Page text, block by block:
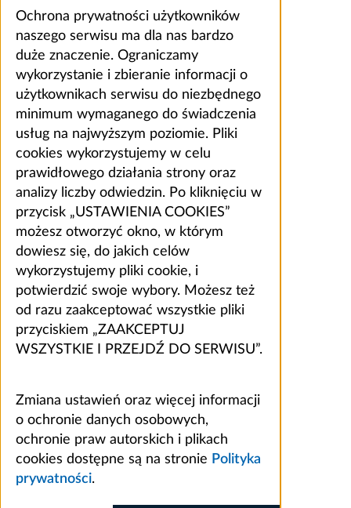
Ochrona prywatności użytkowników
naszego serwisu ma dla nas bardzo
duże znaczenie. Ograniczamy
wykorzystanie i zbieranie informacji o
użytkownikach serwisu do niezbędnego
minimum wymaganego do świadczenia
usług na najwyższym poziomie. Pliki
cookies wykorzystujemy w celu
prawidłowego działania strony oraz
analizy liczby odwiedzin. Po kliknięciu w
przycisk „USTAWIENIA COOKIES”
możesz otworzyć okno, w którym
dowiesz się, do jakich celów
wykorzystujemy pliki cookie, i
potwierdzić swoje wybory. Możesz też
od razu zaakceptować wszystkie pliki
przyciskiem „ZAAKCEPTUJ
WSZYSTKIE I PRZEJDŹ DO SERWISU”.
Zmiana ustawień oraz więcej informacji
o ochronie danych osobowych,
ochronie praw autorskich i plikach
cookies dostępne są na stronie Polityka
prywatności.